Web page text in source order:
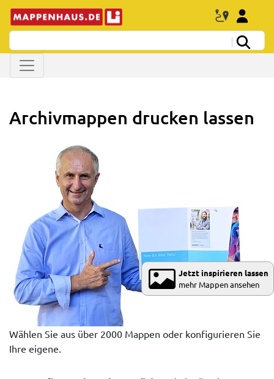
Archivmappen drucken lassen
Jetzt inspirieren lassen
mehr Mappen ansehen
Wählen Sie aus über 2000 Mappen oder konfigurieren Sie
Ihre eigene.